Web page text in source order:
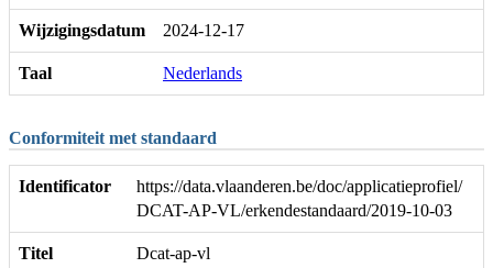
Wijzigingsdatum 2024-12-17
Taal Nederlands
Conformiteit met standaard
Identificator
https://data.vlaanderen.be/doc/applicatieprofiel/
DCAT-AP-VL/erkendestandaard/2019-10-03
Titel Dcat-ap-vl